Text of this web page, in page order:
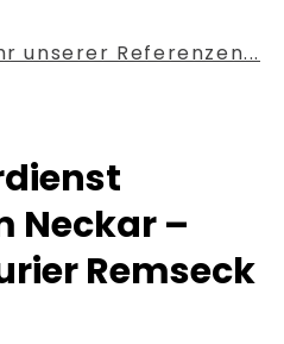
unserer Referenzen...
Neckar –
Remseck